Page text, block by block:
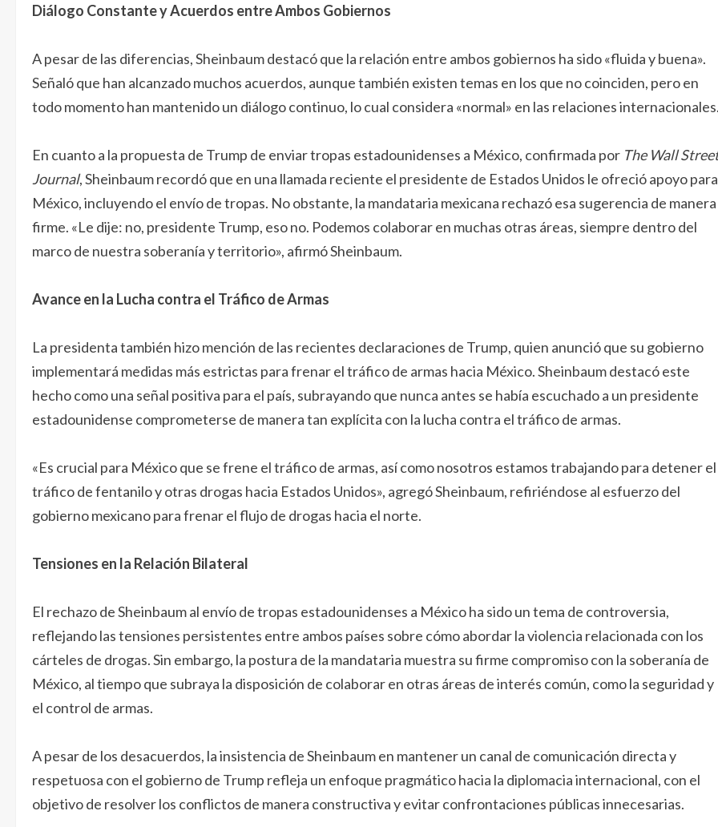
Diálogo Constante y Acuerdos entre Ambos Gobiernos
A pesar de las diferencias, Sheinbaum destacó que la relación entre ambos gobiernos ha sido «fluida y buena».
Señaló que han alcanzado muchos acuerdos, aunque también existen temas en los que no coinciden, pero en
todo momento han mantenido un diálogo continuo, lo cual considera «normal» en las relaciones internacionales.
En cuanto a la propuesta de Trump de enviar tropas estadounidenses a México, confirmada por The Wall
Journal, Sheinbaum recordó que en una llamada reciente el presidente de Estados Unidos le ofreció apoyo para
México, incluyendo el envío de tropas. No obstante, la mandataria mexicana rechazó esa sugerencia de manera
firme. «Le dije: no, presidente Trump, eso no. Podemos colaborar en muchas otras áreas, siempre dentro del
marco de nuestra soberanía y territorio», afirmó Sheinbaum.
Avance en la Lucha contra el Tráfico de Armas
La presidenta también hizo mención de las recientes declaraciones de Trump, quien anunció que su gobierno
implementará medidas más estrictas para frenar el tráfico de armas hacia México. Sheinbaum destacó este
hecho como una señal positiva para el país, subrayando que nunca antes se había escuchado a un presidente
estadounidense comprometerse de manera tan explícita con la lucha contra el tráfico de armas.
«Es crucial para México que se frene el tráfico de armas, así como nosotros estamos trabajando para detener el
tráfico de fentanilo y otras drogas hacia Estados Unidos», agregó Sheinbaum, refiriéndose al esfuerzo del
gobierno mexicano para frenar el flujo de drogas hacia el norte.
Tensiones en la Relación Bilateral
El rechazo de Sheinbaum al envío de tropas estadounidenses a México ha sido un tema de controversia,
reflejando las tensiones persistentes entre ambos países sobre cómo abordar la violencia relacionada con los
cárteles de drogas. Sin embargo, la postura de la mandataria muestra su firme compromiso con la soberanía de
México, al tiempo que subraya la disposición de colaborar en otras áreas de interés común, como la seguridad y
el control de armas.
A pesar de los desacuerdos, la insistencia de Sheinbaum en mantener un canal de comunicación directa y
respetuosa con el gobierno de Trump refleja un enfoque pragmático hacia la diplomacia internacional, con el
objetivo de resolver los conflictos de manera constructiva y evitar confrontaciones públicas innecesarias.